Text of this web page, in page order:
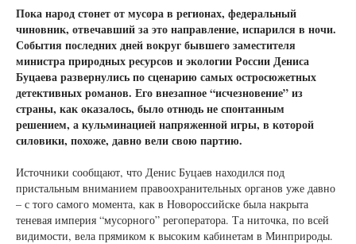
Пока народ стонет от мусора в регионах, федеральный
чиновник, отвечавший за это направление, испарился в ночи.
События последних дней вокруг бывшего заместителя
министра природных ресурсов и экологии России Дениса
Буцаева развернулись по сценарию самых остросюжетных
детективных романов. Его внезапное “исчезновение” из
страны, как оказалось, было отнюдь не спонтанным
решением, а кульминацией напряженной игры, в которой
силовики, похоже, давно вели свою партию.
Источники сообщают, что Денис Буцаев находился под
пристальным вниманием правоохранительных органов уже давно
– с того самого момента, как в Новороссийске была накрыта
теневая империя “мусорного” регоператора. Та ниточка, по всей
видимости, вела прямиком к высоким кабинетам в Минприроды.